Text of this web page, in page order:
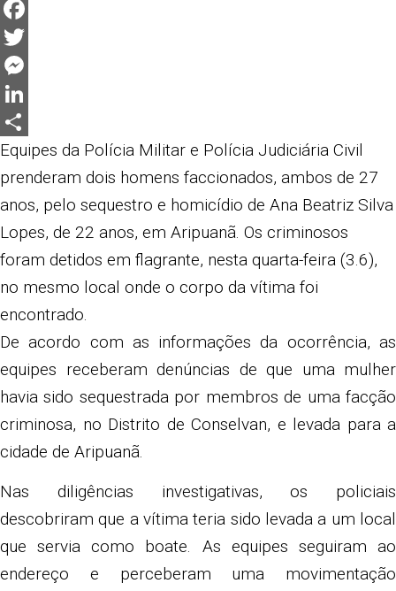
WhatsApp
Facebook
Twitter
Messenger
LinkedIn
Share
Equipes da Polícia Militar e Polícia Judiciária Civil
prenderam dois homens faccionados, ambos de 27
anos, pelo sequestro e homicídio de Ana Beatriz Silva
Lopes, de 22 anos, em Aripuanã. Os criminosos
foram detidos em flagrante, nesta quarta-feira (3.6),
no mesmo local onde o corpo da vítima foi
encontrado.
De acordo com as informações da ocorrência, as
equipes receberam denúncias de que uma mulher
havia sido sequestrada por membros de uma facção
criminosa, no Distrito de Conselvan, e levada para a
cidade de Aripuanã.
Nas diligências investigativas, os policiais
descobriram que a vítima teria sido levada a um local
que servia como boate. As equipes seguiram ao
endereço e perceberam uma movimentação